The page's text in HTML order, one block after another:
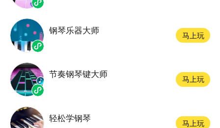
钢琴乐器大师
马上玩
节奏钢琴键大师
马上玩
轻松学钢琴
马上玩